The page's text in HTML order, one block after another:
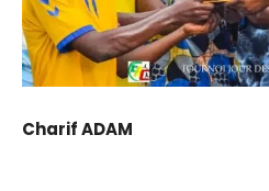
Charif ADAM